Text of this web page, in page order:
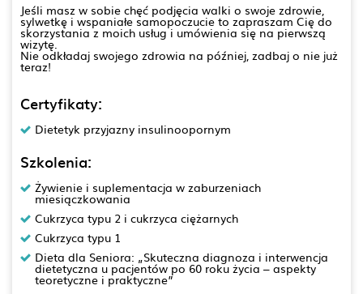
Jeśli masz w sobie chęć podjęcia walki o swoje zdrowie,
sylwetkę i wspaniałe samopoczucie to zapraszam Cię do
skorzystania z moich usług i umówienia się na pierwszą
wizytę.
Nie odkładaj swojego zdrowia na później, zadbaj o nie już
teraz!
Certyfikaty:
Dietetyk przyjazny insulinoopornym
Szkolenia:
Żywienie i suplementacja w zaburzeniach
miesiączkowania
Cukrzyca typu 2 i cukrzyca ciężarnych
Cukrzyca typu 1
Dieta dla Seniora: „Skuteczna diagnoza i interwencja
dietetyczna u pacjentów po 60 roku życia – aspekty
teoretyczne i praktyczne”